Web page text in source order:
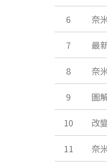
6 奈
7 最
8 奈
9 圖
10 改
11 奈